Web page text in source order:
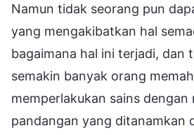
Namun tidak seorang pun
yang mengakibatkan hal
bagaimana hal ini terjadi, dan
semakin banyak orang
memperlakukan sains dengan
pandangan yang ditanamkan